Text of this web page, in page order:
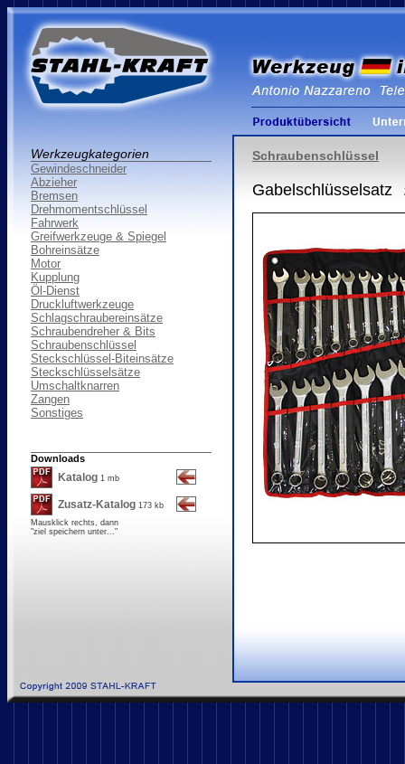
Werkzeugkategorien
Gewindeschneider
Abzieher
Bremsen
Drehmomentschlüssel
Fahrwerk
Greifwerkzeuge & Spiegel
Bohreinsätze
Motor
Kupplung
Öl-Dienst
Druckluftwerkzeuge
Schlagschraubereinsätze
Schraubendreher & Bits
Schraubenschlüssel
Steckschlüssel-Biteinsätze
Steckschlüsselsätze
Umschaltknarren
Zangen
Sonstiges
Downloads
Katalog 1 mb
Zusatz-Katalog 173 kb
Mausklick rechts, dann
"ziel speichern unter..."
Schraubenschlüssel
Gabelschlüsselsatz